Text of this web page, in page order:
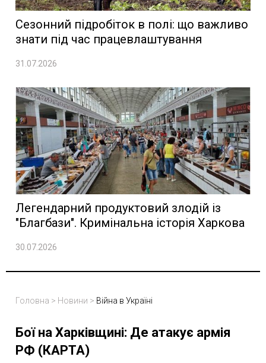
Сезонний підробіток в полі: що важливо
знати під час працевлаштування
31.07.2026
Легендарний продуктовий злодій із
"Благбази". Кримінальна історія Харкова
30.07.2026
Головна > Новини > Війна в Україні
Бої на Харківщині: Де атакує армія
РФ (КАРТА)